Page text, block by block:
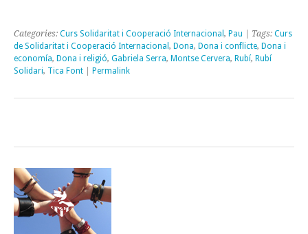
Categories: Curs Solidaritat i Cooperació Internacional , Pau | Tags: Curs
de Solidaritat i Cooperació Internacional , Dona, Dona i conflicte, Dona i
economía, Dona i religió, Gabriela Serra, Montse Cervera, Rubí, Rubí
Solidari, Tica Font Permalink